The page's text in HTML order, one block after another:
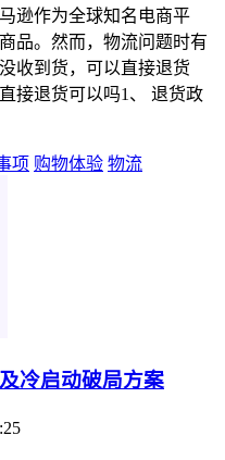
逊作为全球知名电商平
品。然而，物流问题时有
收到货，可以直接退货
接退货可以吗1、 退货政
项 购物体验 物流
冷启动破局方案